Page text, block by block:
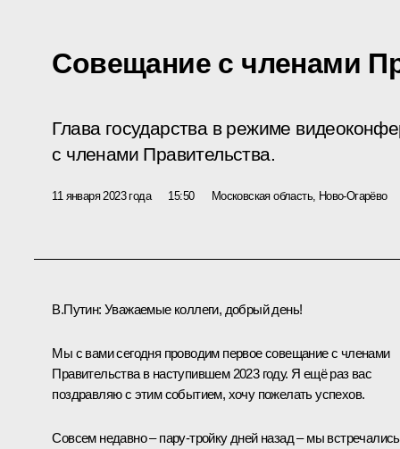
Совещание с членами
Глава государства в режиме
с членами Правительства.
11 января 2023 года 15:50 Московская область, Ново-Огарёво
В.Путин: Уважаемые коллеги, добрый день!
Мы с вами сегодня проводим первое совещание с членами
Правительства в наступившем 2023 году. Я ещё раз вас
поздравляю с этим событием, хочу пожелать успехов.
Совсем недавно – пару-тройку дней назад – мы встречались